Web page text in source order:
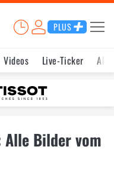
PLUS
Videos Live-Ticker
Alle Bilder vom